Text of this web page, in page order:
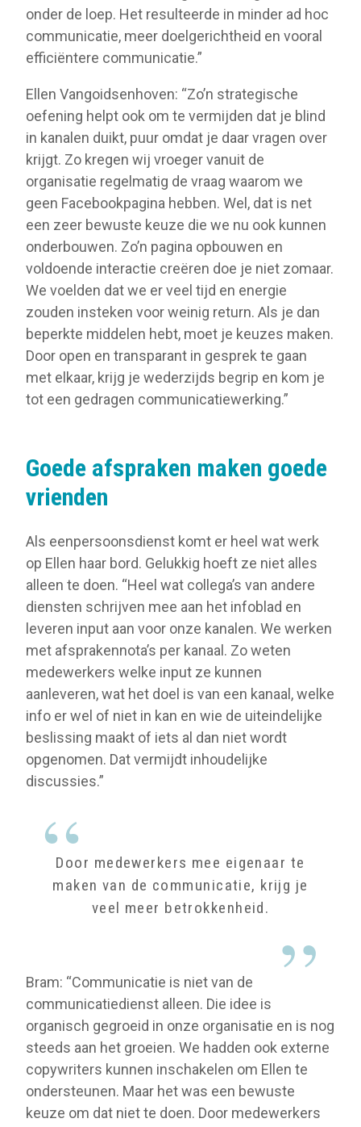
onder de loep. Het resulteerde in minder ad hoc
communicatie, meer doelgerichtheid en vooral
efficiëntere communicatie.”
Ellen Vangoidsenhoven: “Zo’n strategische
oefening helpt ook om te vermijden dat je blind
in kanalen duikt, puur omdat je daar vragen over
krijgt. Zo kregen wij vroeger vanuit de
organisatie regelmatig de vraag waarom we
geen Facebookpagina hebben. Wel, dat is net
een zeer bewuste keuze die we nu ook kunnen
onderbouwen. Zo’n pagina opbouwen en
voldoende interactie creëren doe je niet zomaar.
We voelden dat we er veel tijd en energie
zouden insteken voor weinig return. Als je dan
beperkte middelen hebt, moet je keuzes maken.
Door open en transparant in gesprek te gaan
met elkaar, krijg je wederzijds begrip en kom je
tot een gedragen communicatiewerking.”
Goede afspraken maken goede
vrienden
Als eenpersoonsdienst komt er heel wat werk
op Ellen haar bord. Gelukkig hoeft ze niet alles
alleen te doen. “Heel wat collega’s van andere
diensten schrijven mee aan het infoblad en
leveren input aan voor onze kanalen. We werken
met afsprakennota’s per kanaal. Zo weten
medewerkers welke input ze kunnen
aanleveren, wat het doel is van een kanaal, welke
info er wel of niet in kan en wie de uiteindelijke
beslissing maakt of iets al dan niet wordt
opgenomen. Dat vermijdt inhoudelijke
discussies.”
Door medewerkers mee eigenaar te
maken van de communicatie, krijg je
veel meer betrokkenheid.
Bram: “Communicatie is niet van de
communicatiedienst alleen. Die idee is
organisch gegroeid in onze organisatie en is nog
steeds aan het groeien. We hadden ook externe
copywriters kunnen inschakelen om Ellen te
ondersteunen. Maar het was een bewuste
keuze om dat niet te doen. Door medewerkers